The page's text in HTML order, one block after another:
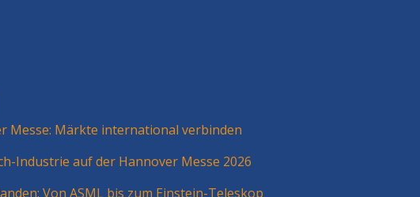
Messe: Märkte international verbinden
Industrie auf der Hannover Messe 2026
Von ASML bis zum Einstein-Teleskop